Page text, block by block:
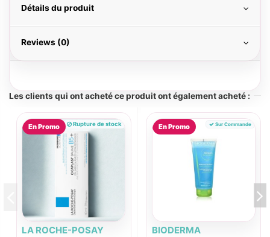
Détails du produit
Reviews (0)
Les clients qui ont acheté ce produit ont également acheté :
En Promo Rupture de stock
LA ROCHE-POSAY
En Promo Sur Commande
BIODERMA